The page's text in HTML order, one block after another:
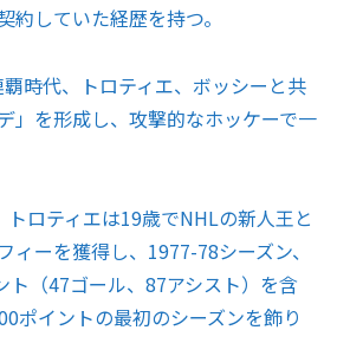
約していた経歴を持つ。
時代、トロティエ、ボッシーと共
」を形成し、攻撃的なホッケーで一
ロティエは19歳でNHLの新人王と
ィーを獲得し、1977-78シーズン、
ト（47ゴール、87アシスト）を含
ポイントの最初のシーズンを飾り